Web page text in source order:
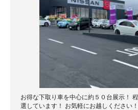
お得な下取り車を中心に約５０台展示！
選しています！ お気軽にお越しください